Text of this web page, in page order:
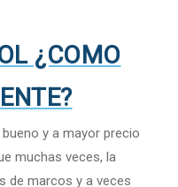
¿COMO
y a mayor precio
muchas veces, la
de marcos y a veces